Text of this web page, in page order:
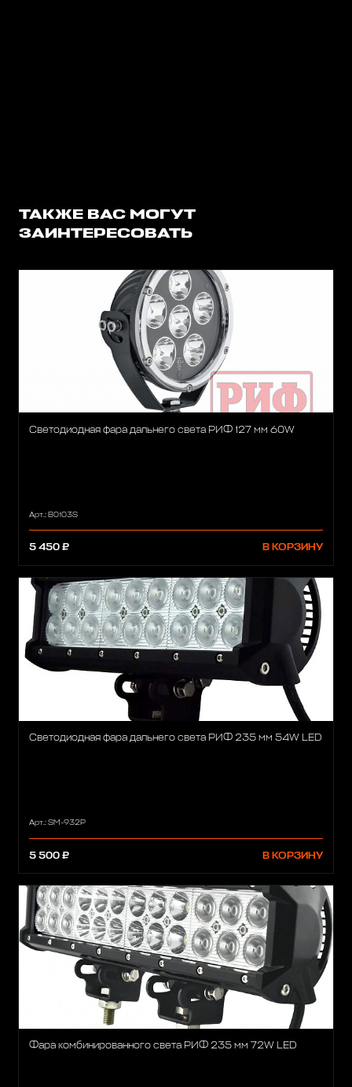
ТАКЖЕ ВАС МОГУТ
ЗАИНТЕРЕСОВАТЬ
Светодиодная фара дальнего света РИФ 127 мм 60W
Арт.: B0103S
5 450 ₽ В КОРЗИНУ
Светодиодная фара дальнего света РИФ 235 мм 54W LED
Арт.: SM-932P
5 500 ₽ В КОРЗИНУ
Фара комбинированного света РИФ 235 мм 72W LED